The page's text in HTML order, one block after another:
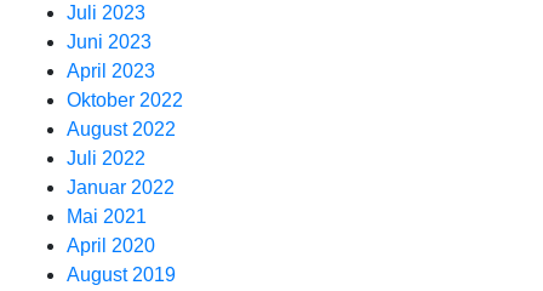
Juli 2023
Juni 2023
April 2023
Oktober 2022
August 2022
Juli 2022
Januar 2022
Mai 2021
April 2020
August 2019